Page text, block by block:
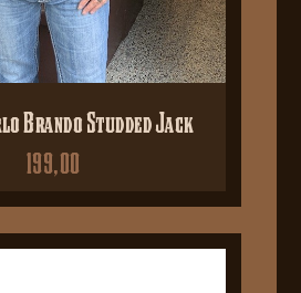
Brando Studded Jack
199,00